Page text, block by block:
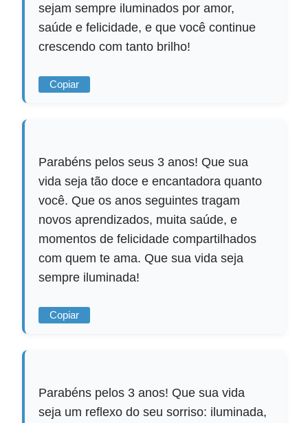
sejam sempre iluminados por amor,
saúde e felicidade, e que você continue
crescendo com tanto brilho!
Copiar
Parabéns pelos seus 3 anos! Que sua
vida seja tão doce e encantadora quanto
você. Que os anos seguintes tragam
novos aprendizados, muita saúde, e
momentos de felicidade compartilhados
com quem te ama. Que sua vida seja
sempre iluminada!
Copiar
Parabéns pelos 3 anos! Que sua vida
seja um reflexo do seu sorriso: iluminada,